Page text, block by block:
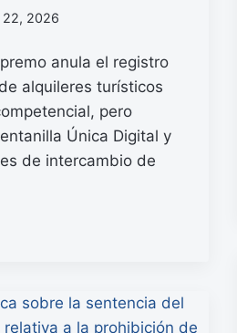
22, 2026
anula el registro
alquileres turísticos
pero
Única Digital y
de intercambio de